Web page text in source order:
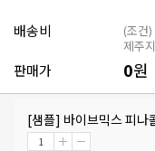
배송비 (조건)
제주
판매가 0원
[샘플] 바이브믹스 피